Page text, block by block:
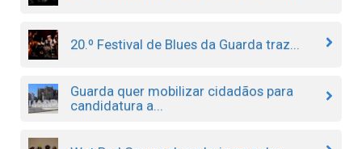
20.º Festival de Blues da Guarda traz...
Guarda quer mobilizar cidadãos para
candidatura a...